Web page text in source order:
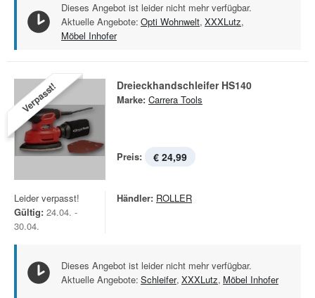
Dieses Angebot ist leider nicht mehr verfügbar.
Aktuelle Angebote: Opti Wohnwelt, XXXLutz,
Möbel Inhofer
Verpasst! Dreieckhandschleifer HS140
Marke: Carrera Tools
Preis: € 24,99
Leider verpasst!
Gültig: 24.04. -
30.04.
Händler: ROLLER
Dieses Angebot ist leider nicht mehr verfügbar.
Aktuelle Angebote: Schleifer, XXXLutz, Möbel Inhofer